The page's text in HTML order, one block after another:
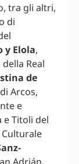
tra gli altri,
di
y Elola,
Real
de
Arcos,
e
e Titoli del